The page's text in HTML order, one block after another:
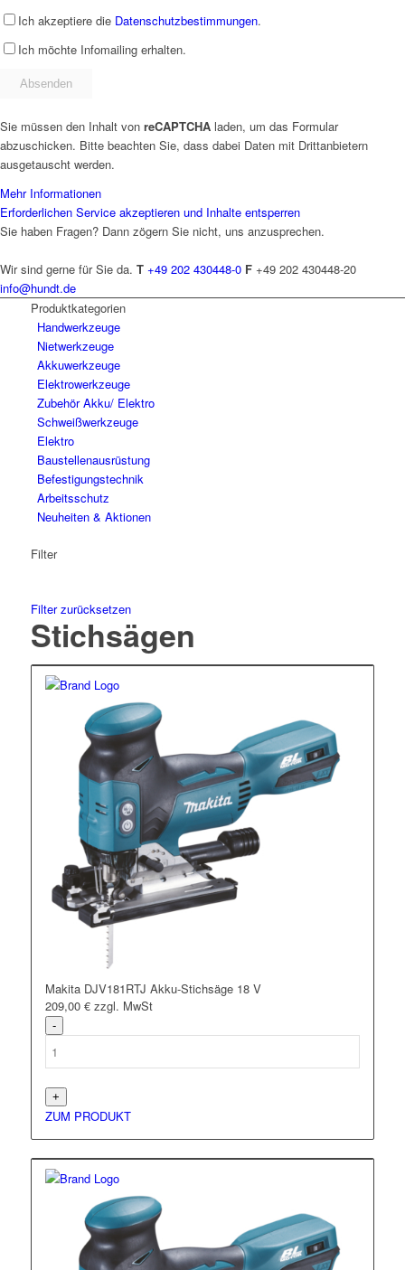
Ich akzeptiere die Datenschutzbestimmungen.
Ich möchte Infomailing erhalten.
Sie müssen den Inhalt von reCAPTCHA laden, um das Formular
abzuschicken. Bitte beachten Sie, dass dabei Daten mit Drittanbietern
ausgetauscht werden.
Mehr Informationen
Erforderlichen Service akzeptieren und Inhalte entsperren
Sie haben Fragen? Dann zögern Sie nicht, uns anzusprechen.
Wir sind gerne für Sie da. T +49 202 430448-0 F +49 202 430448-20
info@hundt.de
Produktkategorien
Hand­werk­zeuge
Niet­werk­zeuge
Akkuwerkzeuge
Elektro­werk­zeuge
Zubehör Akku/ Elektro
Schweiß­werk­zeuge
Elektro
Bau­stellen­aus­rüstung
Befesti­gungs­technik
Arbeits­schutz
Neuheiten & Aktionen
Filter
Filter zurücksetzen
Stichsägen
Makita DJV181RTJ Akku-Stichsäge 18 V
209,00 € zzgl. MwSt
ZUM PRODUKT